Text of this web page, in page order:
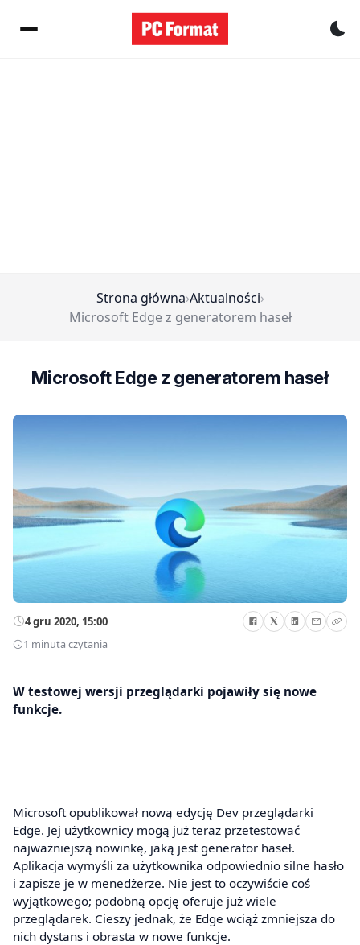
Strona główna›Aktualności›
Microsoft Edge z generatorem haseł
Microsoft Edge z generatorem haseł
4 gru 2020, 15:00
1 minuta czytania
W testowej wersji przeglądarki pojawiły się nowe
funkcje.
Microsoft opublikował nową edycję Dev przeglądarki
Edge. Jej użytkownicy mogą już teraz przetestować
najważniejszą nowinkę, jaką jest generator haseł.
Aplikacja wymyśli za użytkownika odpowiednio silne hasło
i zapisze je w menedżerze. Nie jest to oczywiście coś
wyjątkowego; podobną opcję oferuje już wiele
przeglądarek. Cieszy jednak, że Edge wciąż zmniejsza do
nich dystans i obrasta w nowe funkcje.